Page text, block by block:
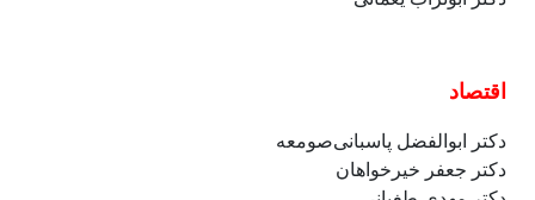
اقتصاد
دکتر ابوالفضل پاسبانی‌صومعه
دکتر جعفر خیرخواهان